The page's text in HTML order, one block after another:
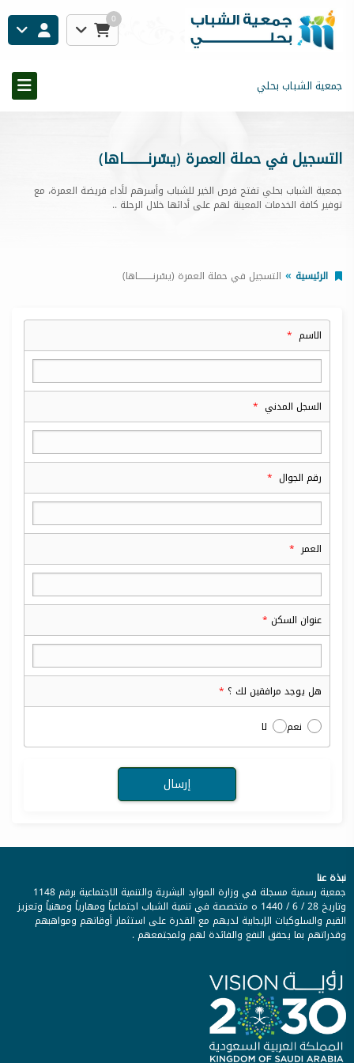
0
جمعية الشباب بحلي
التسجيل في حملة العمرة (يسّرنــــــــــاها)
جمعية الشباب بحلي تفتح فرص الخير للشباب وأسرهم لأداء فريضة العمرة، مع
توفير كافة الخدمات المعينة لهم على أدائها خلال الرحلة ..
الرئيسية التسجيل في حملة العمرة (يسّرنــــــــــاها)
الاسم
السجل المدني
رقم الجوال
العمر
عنوان السكن
هل يوجد مرافقين لك ؟
نعم لا
نبذة عنا
جمعية رسمية مسجلة في وزارة الموارد البشرية والتنمية الاجتماعية برقم 1148
وتاريخ 28 / 6 / 1440 ه متخصصة في تنمية الشباب اجتماعياً ومهارياً ومهنياً وتعزيز
القيم والسلوكيات الإيجابية لديهم مع القدرة على استثمار أوقاتهم ومواهبهم
وقدراتهم بما يحقق النفع والفائدة لهم ولمجتمعهم .